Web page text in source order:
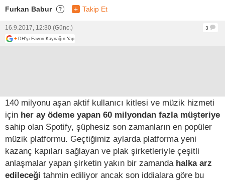
Furkan Babur ? + Takip Et
16.9.2017, 12:30 (Günc.)
3
+ DH'yi Favori Kaynağın Yap
140 milyonu aşan aktif kullanıcı kitlesi ve müzik hizmeti
için her ay ödeme yapan 60 milyondan fazla müşteriye
sahip olan Spotify, şüphesiz son zamanların en popüler
müzik platformu. Geçtiğimiz aylarda platforma yeni
kazanç kapıları sağlayan ve plak şirketleriyle çeşitli
anlaşmalar yapan şirketin yakın bir zamanda halka arz
edileceği tahmin ediliyor ancak son iddialara göre bu